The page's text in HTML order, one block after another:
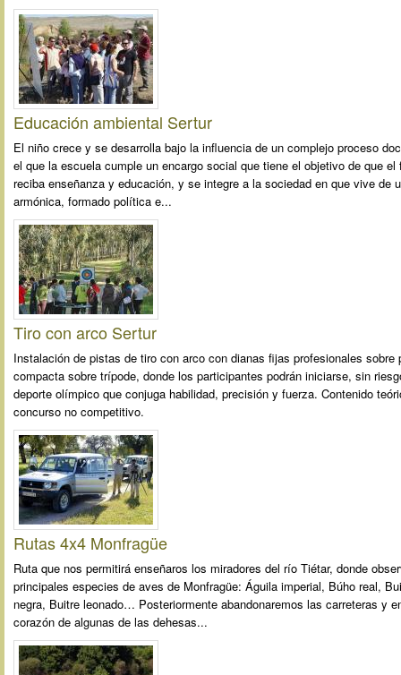
Educación ambiental Sertur
El niño crece y se desarrolla bajo la influencia de un complejo proceso
el que la escuela cumple un encargo social que tiene el objetivo de que el
reciba enseñanza y educación, y se integre a la sociedad en que vive de
armónica, formado política e...
Tiro con arco Sertur
Instalación de pistas de tiro con arco con dianas fijas profesionales sobre
compacta sobre trípode, donde los participantes podrán iniciarse, sin
deporte olímpico que conjuga habilidad, precisión y fuerza. Contenido
concurso no competitivo.
Rutas 4x4 Monfragüe
Ruta que nos permitirá enseñaros los miradores del río Tiétar, donde
principales especies de aves de Monfragüe: Águila imperial, Búho real,
negra, Buitre leonado… Posteriormente abandonaremos las carreteras y
corazón de algunas de las dehesas...